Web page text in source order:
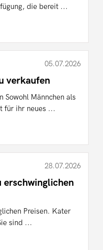
die bereit ...
05.07.2026
verkaufen
Sowohl Männchen als
für ihr neues ...
28.07.2026
Preisen. Kater
sind ...